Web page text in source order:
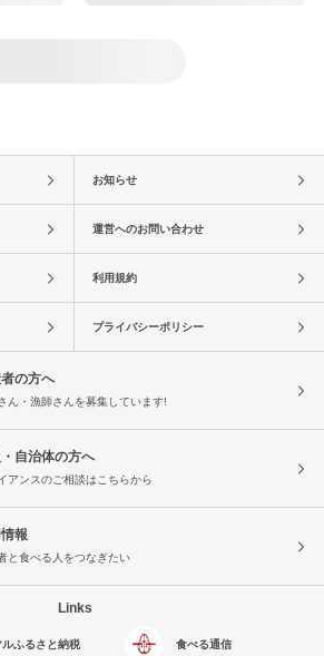
お知らせ
運営へのお問い合わせ
利用規約
プライバシーポリシー
の方へ
ん・漁師さんを募集しています!
自治体の方へ
アンスのご相談はこちらから
報
と食べる人をつなぎたい
Links
ルふるさと納税 食べる通信